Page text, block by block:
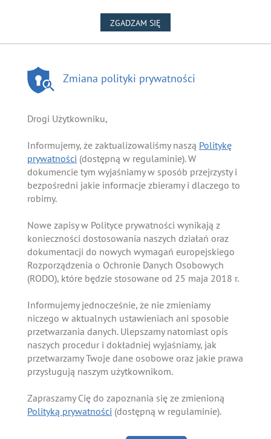
ZGADZAM SIĘ
Zmiana polityki prywatności
Drogi Użytkowniku,
Informujemy, że zaktualizowaliśmy naszą Politykę
prywatności (dostępną w regulaminie). W
dokumencie tym wyjaśniamy w sposób przejrzysty i
bezpośredni jakie informacje zbieramy i dlaczego to
robimy.
Nowe zapisy w Polityce prywatności wynikają z
konieczności dostosowania naszych działań oraz
dokumentacji do nowych wymagań europejskiego
Rozporządzenia o Ochronie Danych Osobowych
(RODO), które będzie stosowane od 25 maja 2018 r.
Informujemy jednocześnie, że nie zmieniamy
niczego w aktualnych ustawieniach ani sposobie
przetwarzania danych. Ulepszamy natomiast opis
naszych procedur i dokładniej wyjaśniamy, jak
przetwarzamy Twoje dane osobowe oraz jakie prawa
przysługują naszym użytkownikom.
Zapraszamy Cię do zapoznania się ze zmienioną
Polityką prywatności (dostępną w regulaminie).